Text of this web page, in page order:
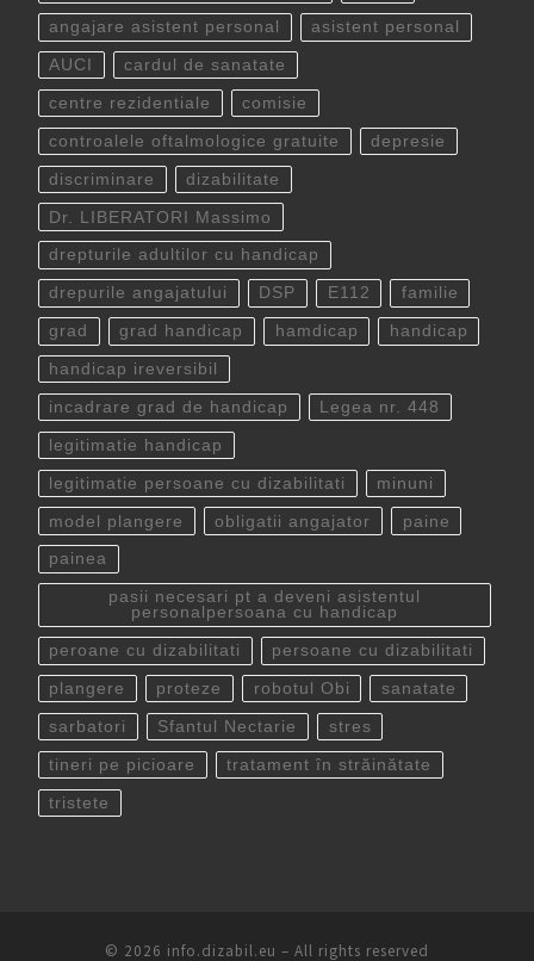
angajare asistent personal asistent personal
AUCI cardul de sanatate
centre rezidentiale comisie
controalele oftalmologice gratuite depresie
discriminare dizabilitate
Dr. LIBERATORI Massimo
drepturile adultilor cu handicap
drepurile angajatului DSP E112 familie
grad grad handicap hamdicap handicap
handicap ireversibil
incadrare grad de handicap Legea nr. 448
legitimatie handicap
legitimatie persoane cu dizabilitati minuni
model plangere obligatii angajator paine
painea
pasii necesari pt a deveni asistentul
personalpersoana cu handicap
peroane cu dizabilitati persoane cu dizabilitati
plangere proteze robotul Obi sanatate
sarbatori Sfantul Nectarie stres
tineri pe picioare tratament în străinătate
tristete
© 2026 info.dizabil.eu – All rights reserved